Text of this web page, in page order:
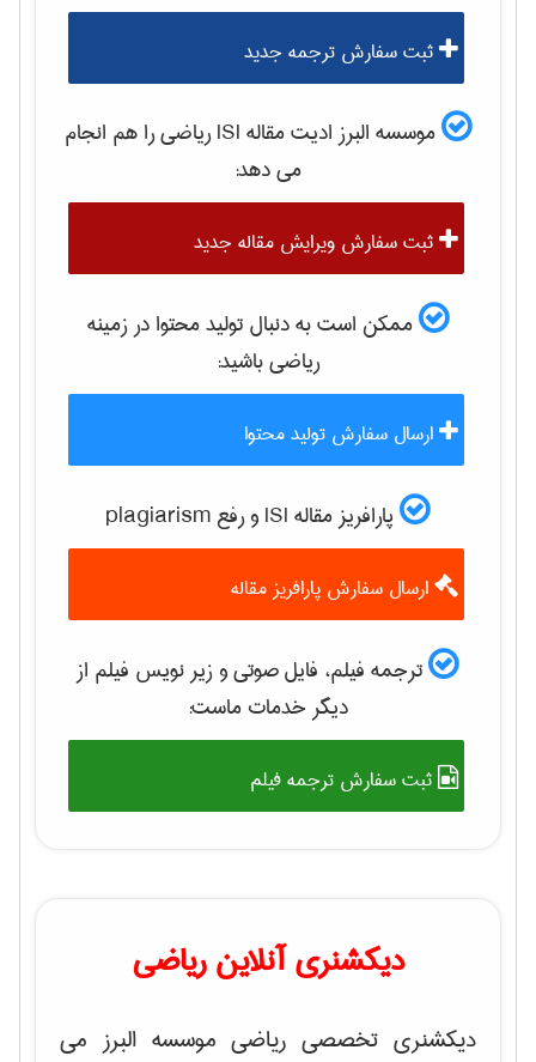
ثبت سفارش ترجمه جدید
موسسه البرز ادیت مقاله ISI رياضیرا هم انجام
می دهد:
ثبت سفارش ویرایش مقاله جدید
ممکن است به دنبال تولید محتوا در زمینه
رياضیباشید:
ارسال سفارش تولید محتوا
پارافریز مقاله ISI و رفع plagiarism
ارسال سفارش پارافریز مقاله
ترجمه فیلم، فایل صوتی و زیر نویس فیلم از
دیگر خدمات ماست:
ثبت سفارش ترجمه فیلم
دیکشنری آنلاین ریاضی
دیکشنری تخصصی ریاضی موسسه البرز می